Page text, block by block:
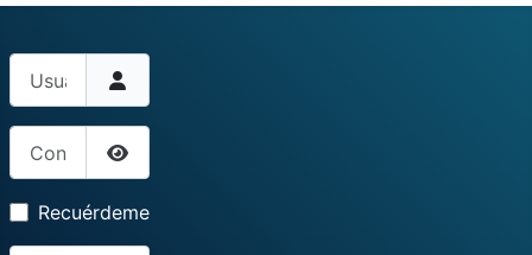
Usuario
Mostrar contraseña
Recuérdeme